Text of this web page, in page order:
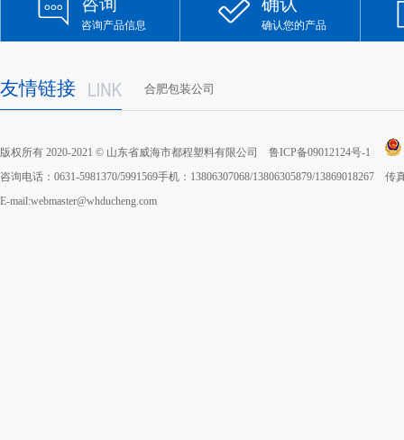
咨询产品信息 确认您的产品
友情链接 合肥包装公司
版权所有 2020-2021 © 山东省威海市都程塑料有限公司 鲁ICP备09012124号-1
咨询电话：0631-5981370/5991569手机：13806307068/13806305879/13869018267
E-mail:webmaster@whducheng.com